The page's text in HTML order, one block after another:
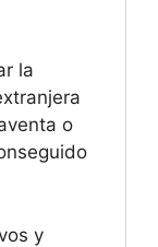
la
o
y